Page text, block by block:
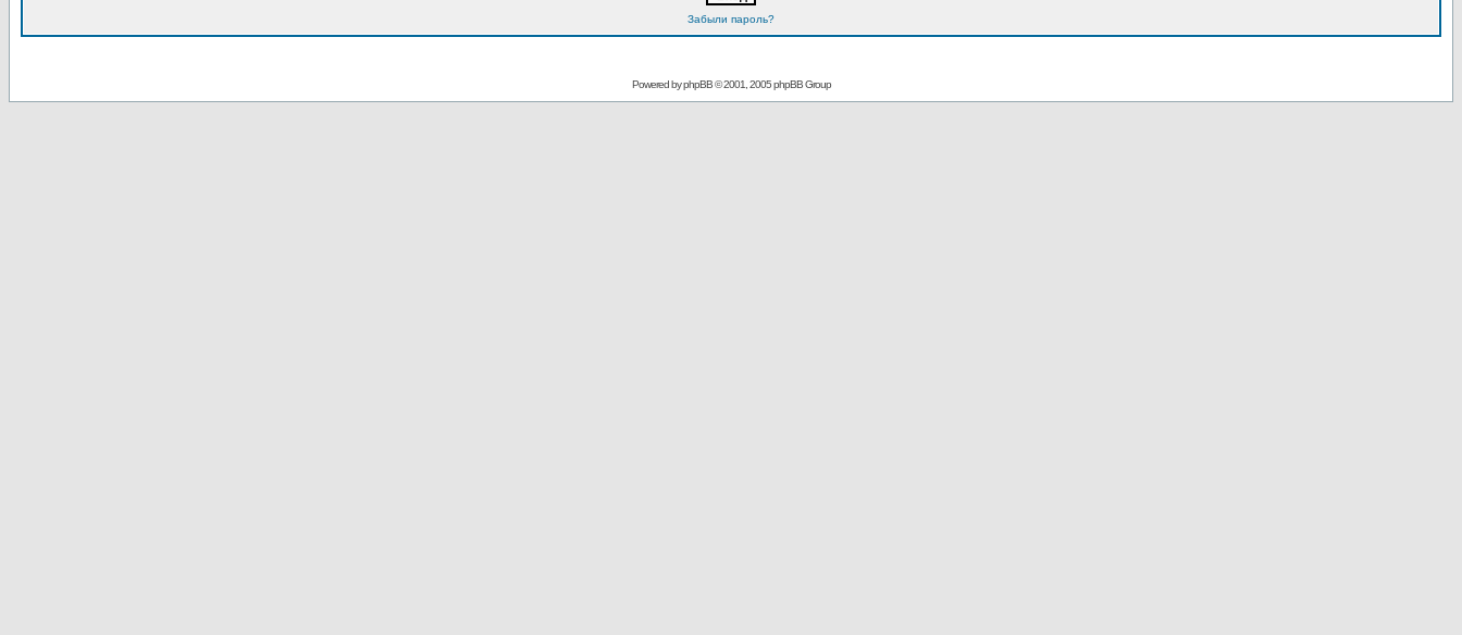
Забыли пароль?
Powered byphpBB© 2001, 2005 phpBB Group